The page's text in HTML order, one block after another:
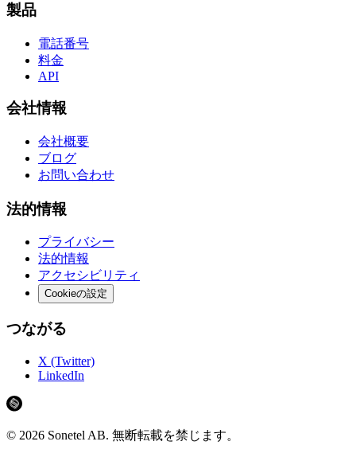
製品
電話番号
料金
API
会社情報
会社概要
ブログ
お問い合わせ
法的情報
プライバシー
法的情報
アクセシビリティ
Cookieの設定
つながる
X (Twitter)
LinkedIn
© 2026 Sonetel AB. 無断転載を禁じます。